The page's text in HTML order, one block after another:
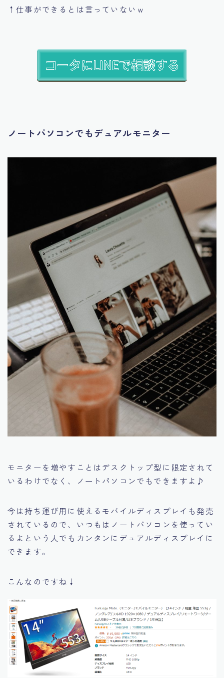
↑仕事ができるとは言っていないｗ
ノートパソコンでもデュアルモニター
モニターを増やすことはデスクトップ型に限定されて
いるわけでなく、ノートパソコンでもできますよ♪
今は持ち運び用に使えるモバイルディスプレイも発売
されているので、いつもはノートパソコンを使ってい
るよという人でもカンタンにデュアルディスプレイに
できます。
こんなのですね↓